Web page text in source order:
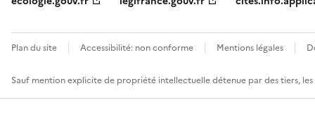
Plan du site Accessibilité: non conforme Mentions légales
Sauf mention explicite de propriété intellectuelle détenue par des tiers,